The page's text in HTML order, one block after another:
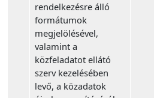
rendelkezésre álló
formátumok
megjelölésével,
valamint a
közfeladatot ellátó
szerv kezelésében
levő, a közadatok